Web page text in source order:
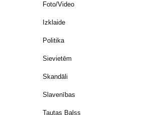
Foto/Video
Izklaide
Politika
Sievietēm
Skandāli
Slavenības
Tautas Balss